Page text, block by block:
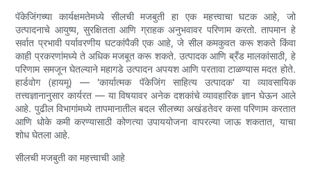
पॅकेजिंगच्या कार्यक्षमतेमध्ये सीलची मजबुती हा एक महत्त्वाचा घटक आहे, जो
उत्पादनाचे आयुष्य, सुरक्षितता आणि ग्राहक अनुभवावर परिणाम करतो. तापमान हे
सर्वात प्रभावी पर्यावरणीय घटकांपैकी एक आहे, जे सील कमकुवत करू शकते किंवा
काही प्रकरणांमध्ये ते अधिक मजबूत करू शकते. उत्पादक आणि ब्रँड मालकांसाठी, हे
परिणाम समजून घेतल्याने महागडे उत्पादन अपयश आणि परतावा टाळण्यास मदत होते.
हार्डवोग (हायमू) — 'कार्यात्मक पॅकेजिंग साहित्य उत्पादक' या व्यावसायिक
तत्त्वज्ञानानुसार कार्यरत — या विषयावर अनेक दशकांचे व्यावहारिक ज्ञान घेऊन आले
आहे. पुढील विभागांमध्ये तापमानातील बदल सीलच्या अखंडतेवर कसा परिणाम करतात
आणि धोके कमी करण्यासाठी कोणत्या उपाययोजना वापरल्या जाऊ शकतात, याचा
शोध घेतला आहे.
सीलची मजबुती का महत्त्वाची आहे